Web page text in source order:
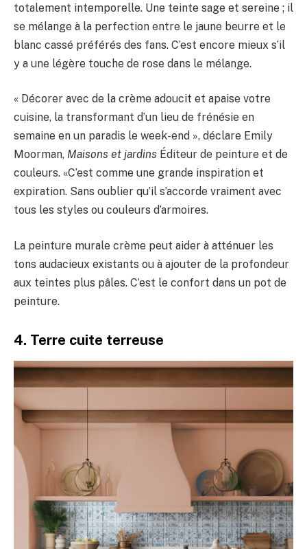
totalement intemporelle. Une teinte sage et sereine ; il
se mélange à la perfection entre le jaune beurre et le
blanc cassé préférés des fans. C’est encore mieux s’il
y a une légère touche de rose dans le mélange.
« Décorer avec de la crème adoucit et apaise votre
cuisine, la transformant d’un lieu de frénésie en
semaine en un paradis le week-end », déclare Emily
Moorman, Maisons et jardins Éditeur de peinture et de
couleurs. «C’est comme une grande inspiration et
expiration. Sans oublier qu’il s’accorde vraiment avec
tous les styles ou couleurs d’armoires.
La peinture murale crème peut aider à atténuer les
tons audacieux existants ou à ajouter de la profondeur
aux teintes plus pâles. C’est le confort dans un pot de
peinture.
4. Terre cuite terreuse